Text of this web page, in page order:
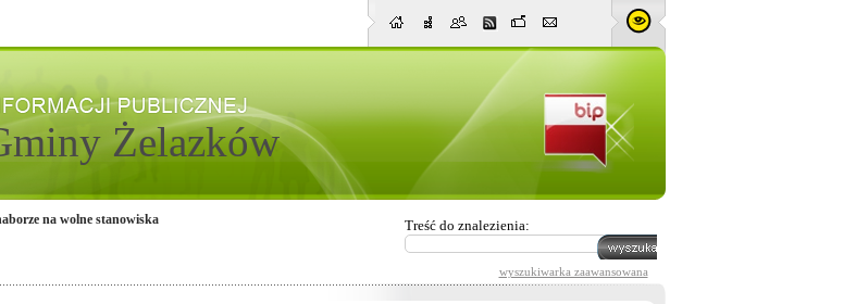
Żelazków
na wolne stanowiska Treść do znalezienia:
wyszukiwarka zaawansowana
Pasuje wszystko